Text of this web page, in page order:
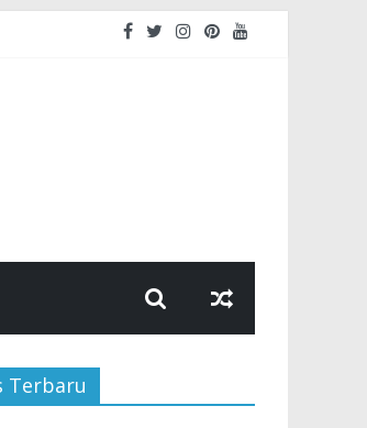
Terbaru